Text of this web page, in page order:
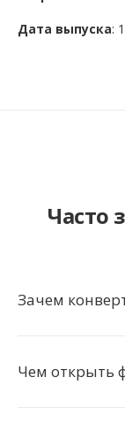
Дата выпуска:
Часто
Зачем
Чем открыть